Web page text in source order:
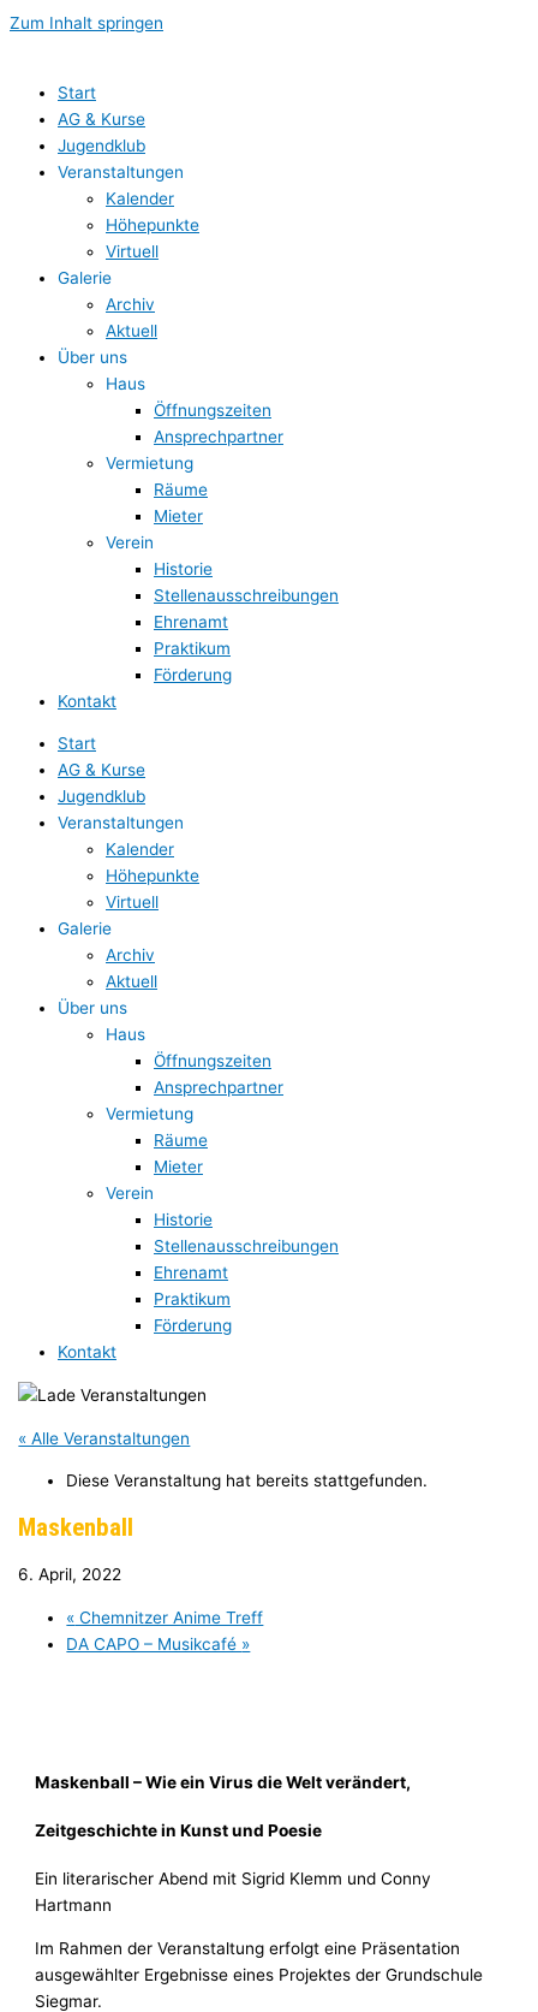
Zum Inhalt springen
Start
AG & Kurse
Jugendklub
Veranstaltungen
Kalender
Höhepunkte
Virtuell
Galerie
Archiv
Aktuell
Über uns
Haus
Öffnungszeiten
Ansprechpartner
Vermietung
Räume
Mieter
Verein
Historie
Stellenausschreibungen
Ehrenamt
Praktikum
Förderung
Kontakt
Start
AG & Kurse
Jugendklub
Veranstaltungen
Kalender
Höhepunkte
Virtuell
Galerie
Archiv
Aktuell
Über uns
Haus
Öffnungszeiten
Ansprechpartner
Vermietung
Räume
Mieter
Verein
Historie
Stellenausschreibungen
Ehrenamt
Praktikum
Förderung
Kontakt
« Alle Veranstaltungen
Diese Veranstaltung hat bereits stattgefunden.
Maskenball
6. April, 2022
« Chemnitzer Anime Treff
DA CAPO – Musikcafé »
Maskenball – Wie ein Virus die Welt verändert,
Zeitgeschichte in Kunst und Poesie
Ein literarischer Abend mit Sigrid Klemm und Conny
Hartmann
Im Rahmen der Veranstaltung erfolgt eine Präsentation
ausgewählter Ergebnisse eines Projektes der Grundschule
Siegmar.